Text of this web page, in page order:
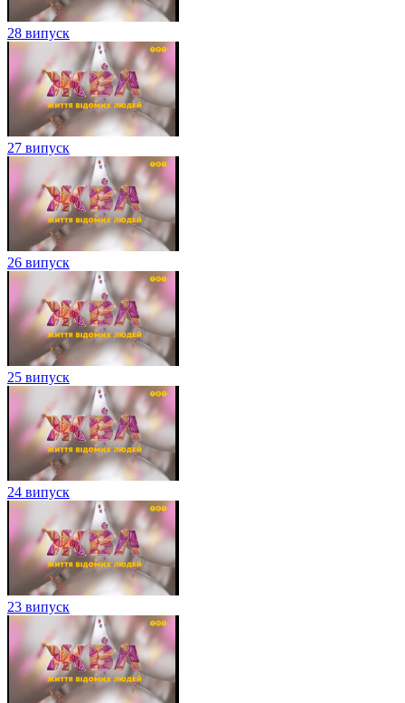
28 випуск
27 випуск
26 випуск
25 випуск
24 випуск
23 випуск